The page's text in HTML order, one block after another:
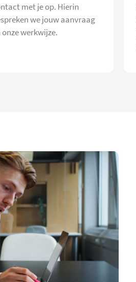
met je op. Hierin
we jouw aanvraag
onze werkwijze.